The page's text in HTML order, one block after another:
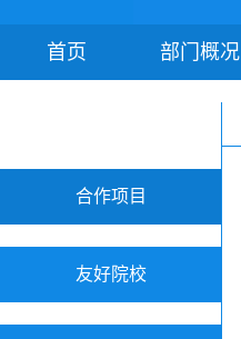
首页 部门概况
合作项目
友好院校